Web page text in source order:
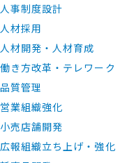
人事制度設計
人材採用
人材開発・人材育成
働き方改革・テレワーク
品質管理
営業組織強化
小売店舗開発
広報組織立ち上げ・強化